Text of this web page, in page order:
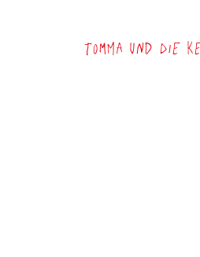
Tomma und